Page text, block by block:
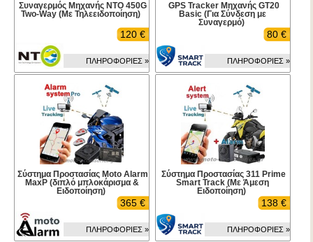
Συναγερμός Μηχανής NTO 450G
Two-Way (Με Τηλεειδοποίηση)
120 €
ΠΛΗΡΟΦΟΡΙΕΣ »
GPS Tracker Μηχανής GT20
Basic (Για Σύνδεση με
Συναγερμό)
80 €
ΠΛΗΡΟΦΟΡΙΕΣ »
Σύστημα Προστασίας Moto Alarm
MaxP (διπλό μπλοκάρισμα &
Ειδοποίηση)
365 €
ΠΛΗΡΟΦΟΡΙΕΣ »
Σύστημα Προστασίας 311 Prime
Smart Track (Με Άμεση
Ειδοποίηση)
138 €
ΠΛΗΡΟΦΟΡΙΕΣ »